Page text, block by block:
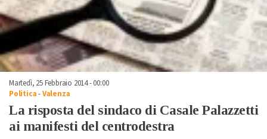
Martedì, 25 Febbraio 2014 - 00:00
Politica-Valenza
La risposta del sindaco di Casale Palazzetti
ai manifesti del centrodestra